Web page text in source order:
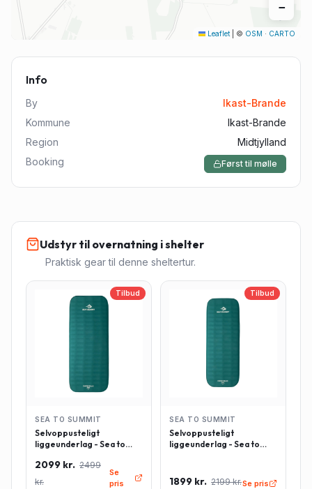
−
Leaflet © OSM · CARTO
Info
By
Ikast-Brande
Kommune
Ikast-Brande
Region
Midtjylland
Booking
Først til mølle
Udstyr til overnatning i shelter
Praktisk gear til denne sheltertur.
Tilbud
SEA TO SUMMIT
Selvoppusteligt
liggeunderlag - Sea to
Rektangulær - Large -
Grøn
2099 kr. 2499
kr.
Se
pris
Tilbud
SEA TO SUMMIT
Selvoppusteligt
liggeunderlag - Sea to
Grøn
1899 kr. 2199 kr.Se pris